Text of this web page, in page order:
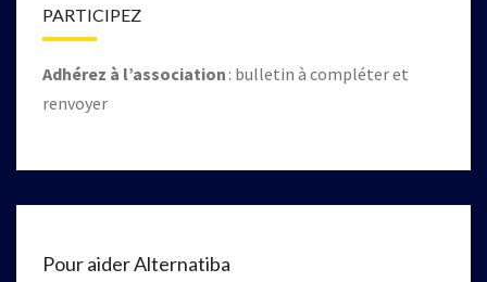
PARTICIPEZ
Adhérez à l’association : bulletin à compléter et
renvoyer
Pour aider Alternatiba